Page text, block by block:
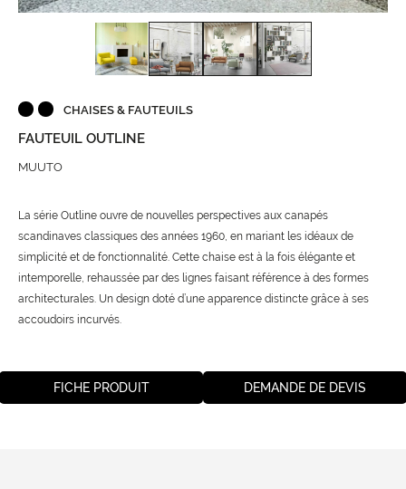
CHAISES & FAUTEUILS
FAUTEUIL OUTLINE
MUUTO
La série Outline ouvre de nouvelles perspectives aux canapés
scandinaves classiques des années 1960, en mariant les idéaux de
simplicité et de fonctionnalité. Cette chaise est à la fois élégante et
intemporelle, rehaussée par des lignes faisant référence à des formes
architecturales. Un design doté d’une apparence distincte grâce à ses
accoudoirs incurvés.
FICHE PRODUIT DEMANDE DE DEVIS